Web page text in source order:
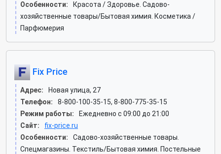
Особенности:
Красота / Здоровье. Садово-
хозяйственные товары/Бытовая химия. Косметика /
Парфюмерия
Fix Price
Адрес:
Новая улица, 27
Телефон:
8-800-100-35-15, 8-800-775-35-15
Режим работы:
Ежедневно с 09:00 до 21:00
Сайт:
fix-price.ru
Особенности:
Садово-хозяйственные товары.
Спецмагазины. Текстиль/Бытовая химия. Постельные